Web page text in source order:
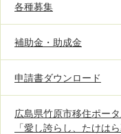
各種募集
補助金・助成金
申請書ダウンロード
広島県竹原市移住ポー
「愛し誇らし、たけは